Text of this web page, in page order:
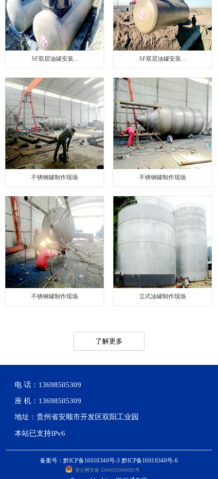
SF双层油罐安装... SF双层油罐安装...
不锈钢罐制作现场 不锈钢罐制作现场
不锈钢罐制作现场 立式油罐制作现场
了解更多
电 话：13698505309
座 机：13698505309
地址：贵州省安顺市开发区双阳工业园
本站已支持IPv6
备案号：黔ICP备16010340号-3 黔ICP备16010340号-6
贵公网安备 52040202000095号